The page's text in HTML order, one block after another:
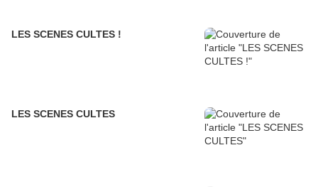
LES SCENES CULTES !
LES SCENES CULTES